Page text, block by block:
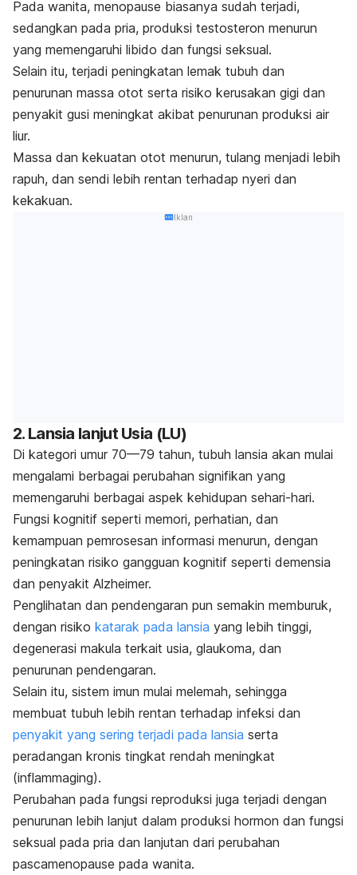
Pada wanita, menopause biasanya sudah terjadi,
sedangkan pada pria, produksi testosteron menurun
yang memengaruhi libido dan fungsi seksual.
Selain itu, terjadi peningkatan lemak tubuh dan
penurunan massa otot serta risiko kerusakan gigi dan
penyakit gusi meningkat akibat penurunan produksi air
liur.
Massa dan kekuatan otot menurun, tulang menjadi lebih
rapuh, dan sendi lebih rentan terhadap nyeri dan
kekakuan.
Iklan
2. Lansia lanjut Usia (LU)
Di kategori umur 70—79 tahun, tubuh lansia akan mulai
mengalami berbagai perubahan signifikan yang
memengaruhi berbagai aspek kehidupan sehari-hari.
Fungsi kognitif seperti memori, perhatian, dan
kemampuan pemrosesan informasi menurun, dengan
peningkatan risiko gangguan kognitif seperti demensia
dan penyakit Alzheimer.
Penglihatan dan pendengaran pun semakin memburuk,
dengan risiko katarak pada lansia yang lebih tinggi,
degenerasi makula terkait usia, glaukoma, dan
penurunan pendengaran.
Selain itu, sistem imun mulai melemah, sehingga
membuat tubuh lebih rentan terhadap infeksi dan
penyakit yang sering terjadi pada lansia serta
peradangan kronis tingkat rendah meningkat
(inflammaging).
Perubahan pada fungsi reproduksi juga terjadi dengan
penurunan lebih lanjut dalam produksi hormon dan fungsi
seksual pada pria dan lanjutan dari perubahan
pascamenopause pada wanita.